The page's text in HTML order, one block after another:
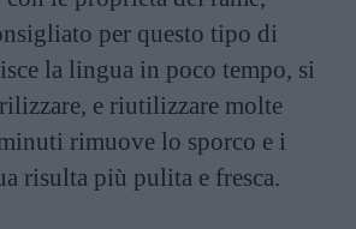
per questo tipo di
la lingua in poco tempo, si
e riutilizzare molte
rimuove lo sporco e i
risulta più pulita e fresca.